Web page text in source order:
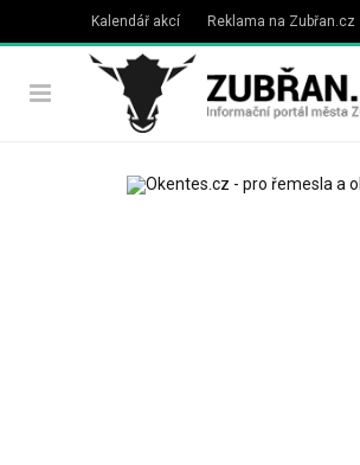
Kalendář akcí Reklama na Zubřan.cz